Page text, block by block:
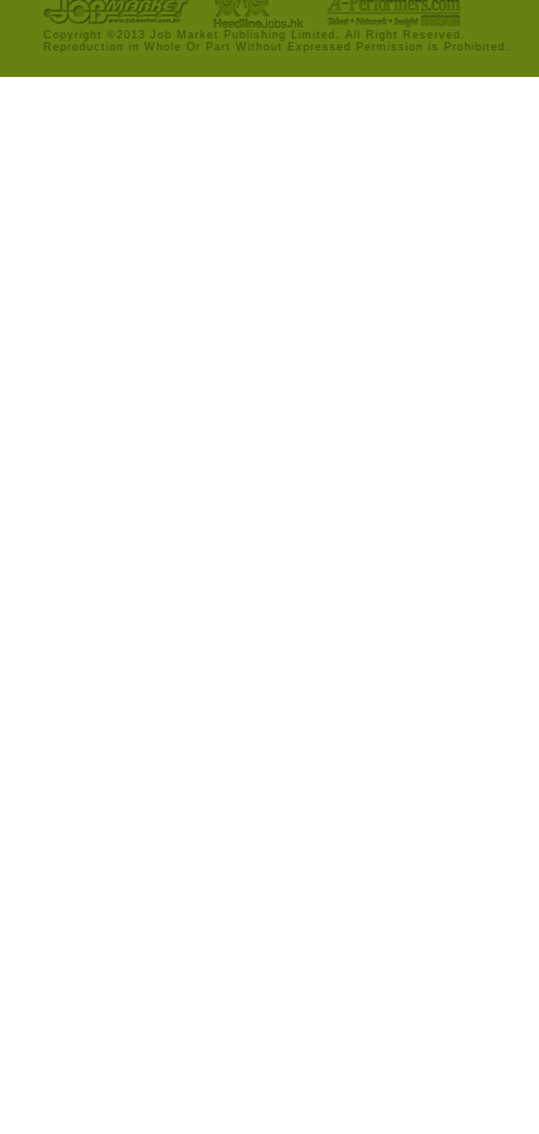
Copyright ©2013 Job Market Publishing Limited. All Right Reserved.
Reproduction in Whole Or Part Without Expressed Permission is Prohibited.